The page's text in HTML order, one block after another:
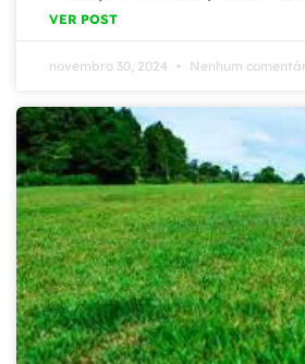
VER POST
novembro 30, 2024 Nenhum